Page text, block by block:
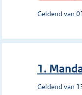
Geldend van
1.
Geldend van